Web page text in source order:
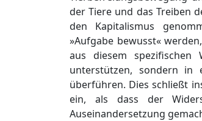
der Tiere und das Treiben
den Kapitalismus
»Aufgabe bewusst«
aus diesem spezifischen
unterstützen, sondern in
überführen. Dies schließt
ein, als dass der
Auseinandersetzung